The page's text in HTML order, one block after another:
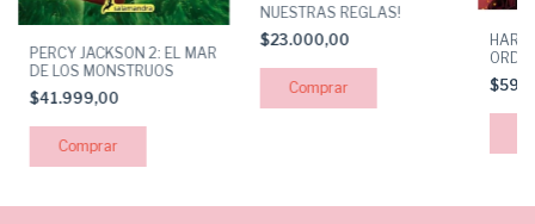
PERCY JACKSON 2: EL MAR
DE LOS MONSTRUOS
$41.999,00
NUESTRAS REGLAS!
$23.000,00